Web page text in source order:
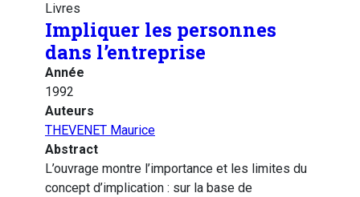
Livres
Impliquer les personnes
dans l’entreprise
Année
1992
Auteurs
THEVENET Maurice
Abstract
L’ouvrage montre l’importance et les limites du
concept d’implication : sur la base de